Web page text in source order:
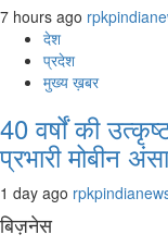
7 hours ago
देश
प्रदेश
मुख्य ख़बर
40 वर्षों की
प्रभारी मोबीन
1 day ago
बिज़नेस